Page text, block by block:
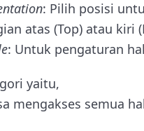
: Pilih posisi
atas (Top) atau kiri
: Untuk pengaturan
yaitu,
mengakses semua